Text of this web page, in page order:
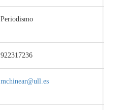
Periodismo
922317236
mchinear@ull.es